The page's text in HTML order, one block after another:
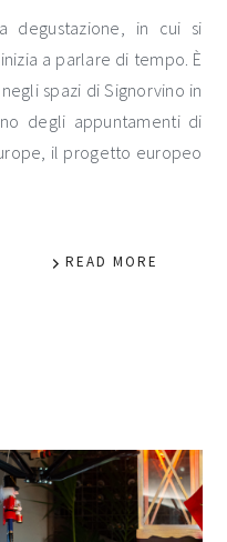
degustazione, in cui si
a parlare di tempo. È
spazi di Signorvino in
degli appuntamenti di
il progetto europeo
READ MORE